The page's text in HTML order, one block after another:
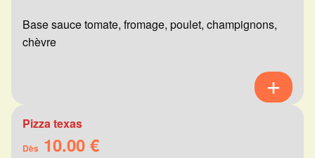
Base sauce tomate, fromage, poulet, champignons,
chèvre
Pizza texas
Dès 10.00 €